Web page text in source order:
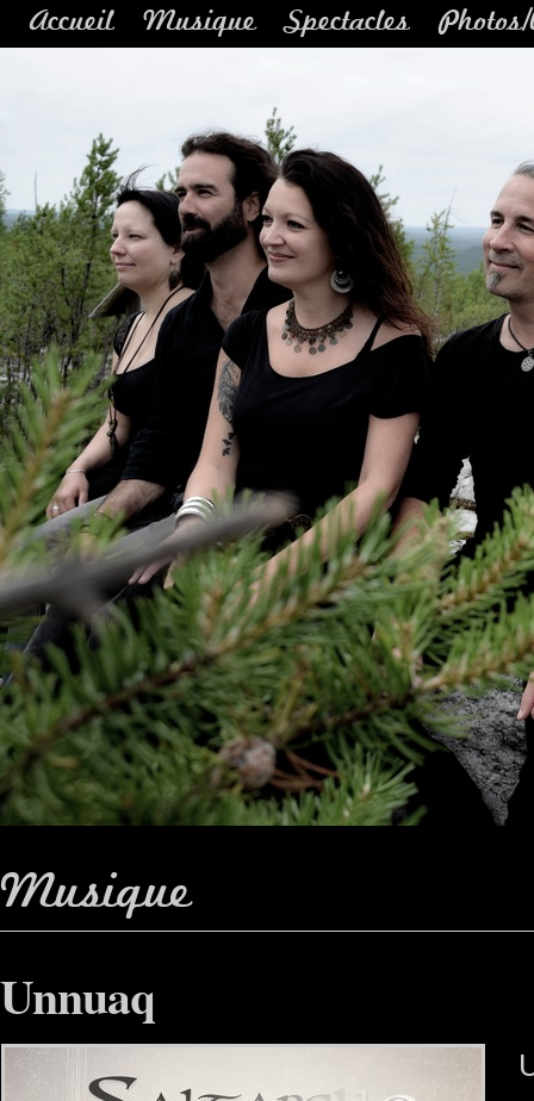
Accueil Musique Spectacles
Musique
Unnuaq